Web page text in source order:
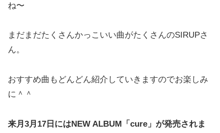
ね〜
まだまだたくさんかっこいい曲がたくさんのSIRUPさ
ん。
おすすめ曲もどんどん紹介していきますのでお楽しみ
に＾＾
来月3月17日にはNEW ALBUM「cure」が発売されま